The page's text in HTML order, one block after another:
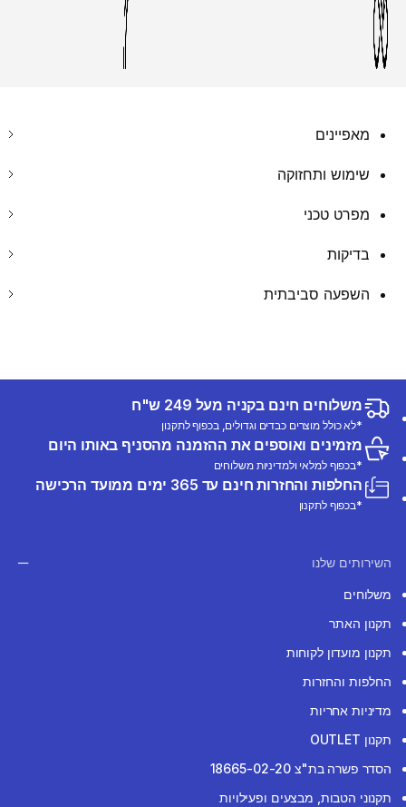
מאפיינים
שימוש ותחזוקה
מפרט טכני
בדיקות
השפעה סביבתית
משלוחים חינם בקניה מעל 249 ש"ח
*לא כולל מוצרים כבדים וגדולים, בכפוף לתקנון
מזמינים ואוספים את ההזמנה מהסניף באותו היום
*בכפוף למלאי ולמדיניות משלוחים
החלפות והחזרות חינם עד 365 ימים ממועד הרכישה
*בכפוף לתקנון
השירותים שלנו
משלוחים
תקנון האתר
תקנון מועדון לקוחות
החלפות והחזרות
מדיניות אחריות
תקנון OUTLET
הסדר פשרה בת"צ 18665-02-20
תקנוני הטבות, מבצעים ופעילויות